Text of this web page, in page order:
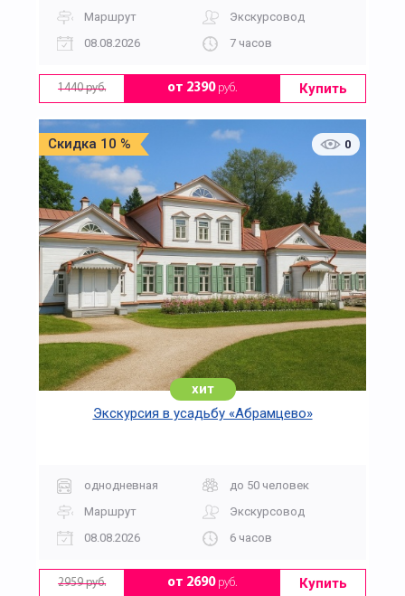
Маршрут
Экскурсовод
08.08.2026
7 часов
1440 руб. от 2390руб. Купить
Скидка 10 % 0
хит
Экскурсия в усадьбу «Абрамцево»
однодневная
до 50 человек
Маршрут
Экскурсовод
08.08.2026
6 часов
2959 руб. от 2690руб. Купить